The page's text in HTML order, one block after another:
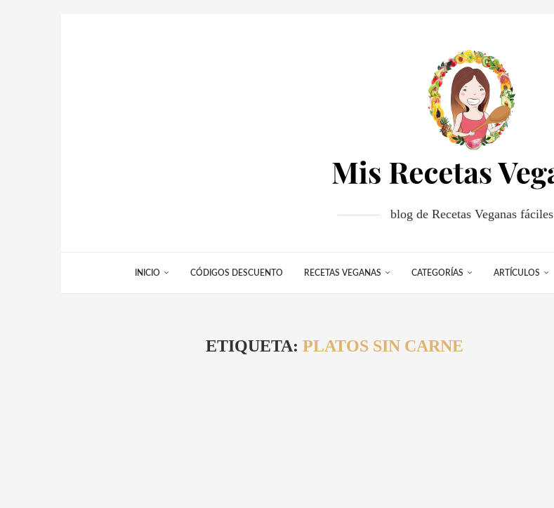
blog de Recetas Veganas fáciles
INICIO CÓDIGOS DESCUENTO RECETAS VEGANAS CATEGORÍAS ARTÍCULOS
ETIQUETA:PLATOS SIN CARNE